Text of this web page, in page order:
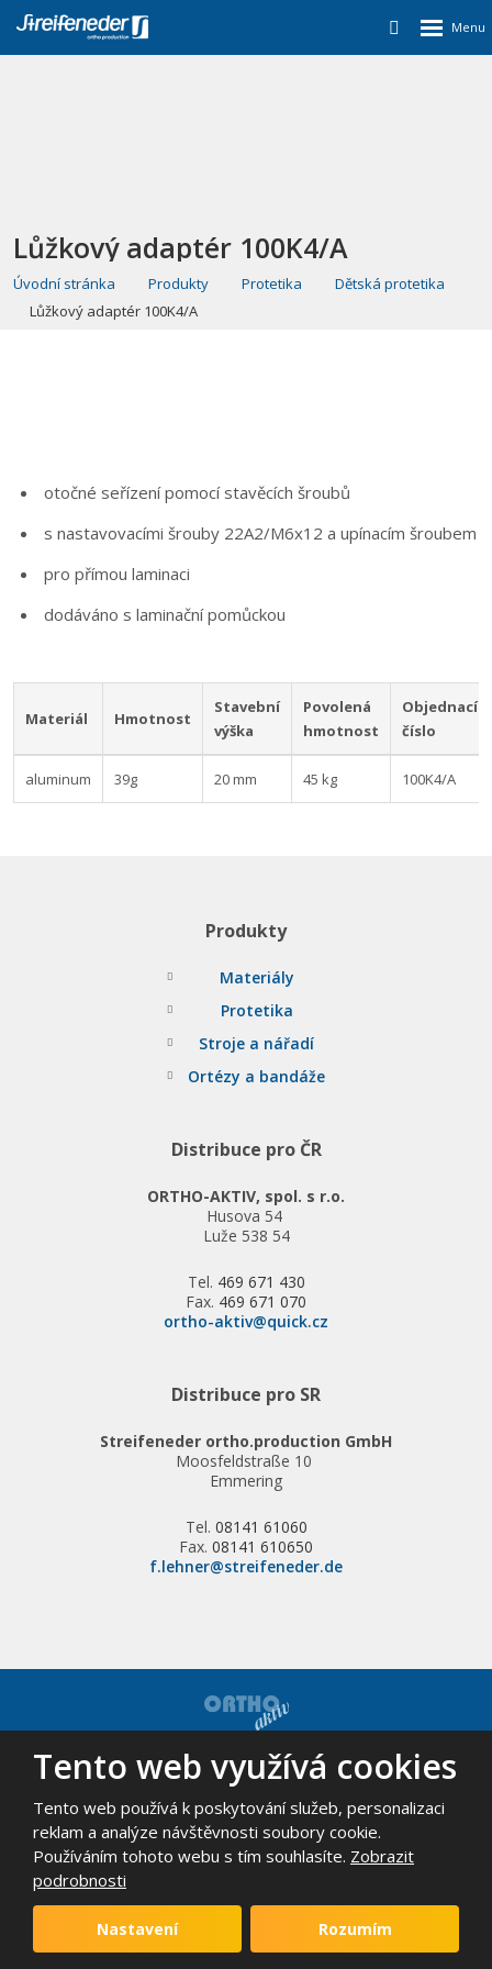
Lůžkový adaptér 100K4/A
Úvodní stránka Produkty Protetika
Dětská protetika
Lůžkový adaptér 100K4/A
otočné seřízení pomocí stavěcích šroubů
s nastavovacími šrouby 22A2/M6x12 a upínacím šroubem
pro přímou laminaci
dodáváno s laminační pomůckou
Materiál Hmotnost
Stavební
výška
Povolená
hmotnost
Objednací
číslo
aluminum 39g 20 mm 45 kg 100K4/A
Produkty
Materiály
Protetika
Stroje a nářadí
Ortézy a bandáže
Distribuce pro ČR
ORTHO-AKTIV, spol. s r.o.
Husova 54
Luže 538 54
Tel. 469 671 430
Fax. 469 671 070
ortho-aktiv@quick.cz
Distribuce pro SR
Streifeneder ortho.production GmbH
Moosfeldstraße 10
Emmering
Tel. 08141 61060
Fax. 08141 610650
f.lehner@streifeneder.de
© 2026, ORTHO-AKTIV, spol. s r.o. - všechna práva vyhrazena
Mapa stránek | Podmínky použití
VYROBILA
Tento web je chráněn pomocí Google ReCAPTCHA a platí pro něj
zásady ochrany osobních údajů a smluvní podmínky
Tento web využívá cookies
Tento web používá k poskytování služeb, personalizaci
reklam a analýze návštěvnosti soubory cookie.
Používáním tohoto webu s tím souhlasíte. Zobrazit
podrobnosti
Nastavení Rozumím